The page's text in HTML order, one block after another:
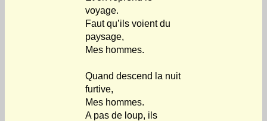
voyage.
Faut qu’ils voient du
paysage,
Mes hommes.
Quand descend la nuit
furtive,
Mes hommes.
A pas de loup, ils